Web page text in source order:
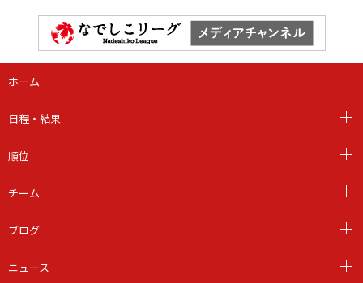
ホーム
日程・結果
順位
チーム
ブログ
ニュース